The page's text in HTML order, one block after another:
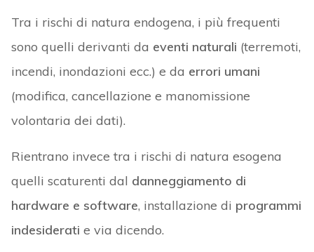
Tra i rischi di natura endogena, i più frequenti
sono quelli derivanti da eventi naturali (terremoti,
incendi, inondazioni ecc.) e da errori umani
(modifica, cancellazione e manomissione
volontaria dei dati).
Rientrano invece tra i rischi di natura esogena
quelli scaturenti dal danneggiamento di
hardware e software, installazione di programmi
indesiderati e via dicendo.